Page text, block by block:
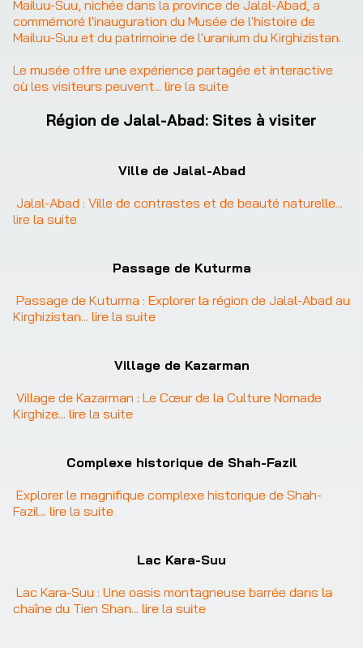
Mailuu-Suu, nichée dans la province de Jalal-Abad, a
commémoré l'inauguration du Musée de l'histoire de
Mailuu-Suu et du patrimoine de l'uranium du Kirghizistan.
Le musée offre une expérience partagée et interactive
où les visiteurs peuvent... lire la suite
Région de Jalal-Abad: Sites à visiter
Ville de Jalal-Abad
Jalal-Abad : Ville de contrastes et de beauté naturelle
lire la suite
Passage de Kuturma
Passage de Kuturma : Explorer la région de Jalal-Abad au
Kirghizistan... lire la suite
Village de Kazarman
Village de Kazarman : Le Cœur de la Culture Nomade
Kirghize... lire la suite
Complexe historique de Shah-Fazil
Explorer le magnifique complexe historique de Shah-
Fazil... lire la suite
Lac Kara-Suu
Lac Kara-Suu : Une oasis montagneuse barrée dans la
chaîne du Tien Shan... lire la suite